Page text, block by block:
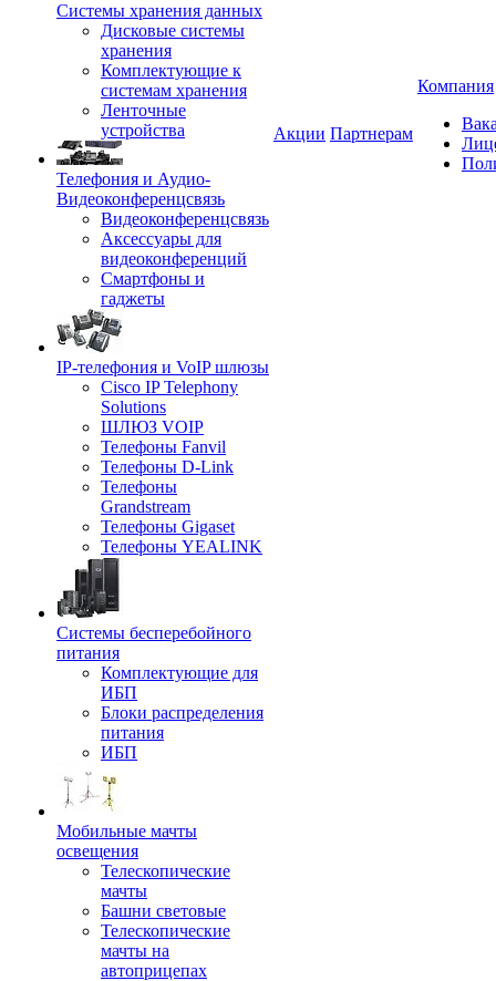
Системы хранения данных
Дисковые системы
хранения
Комплектующие к
системам хранения
Ленточные
устройства
Телефония и Аудио-
Видеоконференцсвязь
Видеоконференцсвязь
Аксессуары для
видеоконференций
Смартфоны и
гаджеты
IP-телефония и VoIP шлюзы
Cisco IP Telephony
Solutions
ШЛЮЗ VOIP
Телефоны Fanvil
Телефоны D-Link
Телефоны
Grandstream
Телефоны Gigaset
Телефоны YEALINK
Системы бесперебойного
питания
Комплектующие для
ИБП
Блоки распределения
питания
ИБП
Мобильные мачты
освещения
Телескопические
мачты
Башни световые
Телескопические
мачты на
автоприцепах
Акции Партнерам
Компания